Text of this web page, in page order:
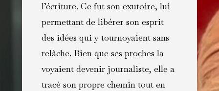
l’écriture. Ce fut son exutoire, lui
permettant de libérer son esprit
des idées qui y tournoyaient sans
relâche. Bien que ses proches la
voyaient devenir journaliste, elle a
tracé son propre chemin tout en